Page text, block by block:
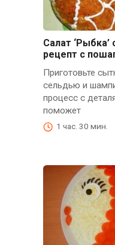
Салат
рецепт с
Приготовьте
сельдью и
процесс с
поможет
1 час. 30 мин.